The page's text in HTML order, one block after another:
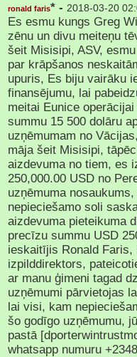
ronald faris* - 2018-03-20
Es esmu kungs Greg
zēnu un divu meiteņu
šeit Misisipi, ASV,
par krāpšanos
upuris, Es biju vairāku
finansējumu, lai
meitai Eunice
summu 15 500 dolāru
uzņēmumam no
māja šeit Misisipi,
aizdevuma no tiem, es
250,000.00 USD no
uzņēmuma
nepieciešamo soli
aizdevuma pieteikuma
precīzu summu USD
ieskaitījis Ronald Faris,
izpilddirektors,
ar manu ģimeni tagad
uzņēmumi pārvietojas
lai visi, kam
šo godīgo uzņēmumu,
pastā
whatsapp numuru